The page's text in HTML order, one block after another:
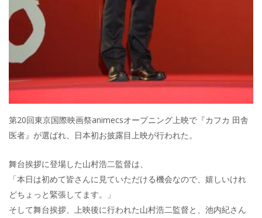
第20回東京国際映画祭animecsオープニング上映で『カフカ 田舎
医者』が選ばれ、日本初お披露目上映が行われた。
舞台挨拶に登場した山村浩二監督は、
「本日は初めて皆さんに見ていただける機会なので、嬉しいけれ
どちょっと緊張してます。」
そして舞台挨拶、上映後に行われた山村浩二監督と、池内紀さん